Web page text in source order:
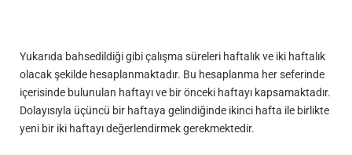
Yukarıda bahsedildiği gibi çalışma süreleri haftalık ve iki haftalık
olacak şekilde hesaplanmaktadır. Bu hesaplanma her seferinde
içerisinde bulunulan haftayı ve bir önceki haftayı kapsamaktadır.
Dolayısıyla üçüncü bir haftaya gelindiğinde ikinci hafta ile birlikte
yeni bir iki haftayı değerlendirmek gerekmektedir.